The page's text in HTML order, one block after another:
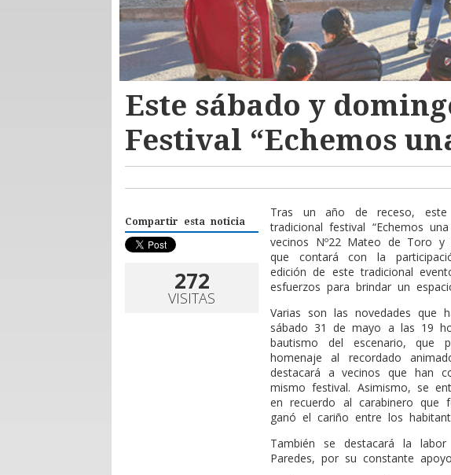
Este sábado y
Festival “Echemos
Compartir esta noticia
272
VISITAS
Tras un año de receso,
tradicional festival “Echemos
vecinos Nº22 Mateo de Toro
que contará con la
edición de este tradicional
esfuerzos para brindar un
Varias son las novedades que
sábado 31 de mayo a las 19
bautismo del escenario, que
homenaje al recordado
destacará a vecinos que han
mismo festival. Asimismo, se
en recuerdo al carabinero que
ganó el cariño entre los
También se destacará la
Paredes, por su constante